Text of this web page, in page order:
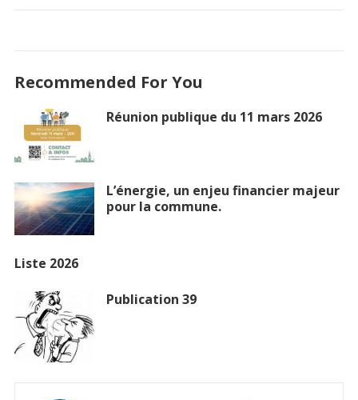
Recommended For You
Réunion publique du 11 mars 2026
L’énergie, un enjeu financier majeur
pour la commune.
Liste 2026
Publication 39